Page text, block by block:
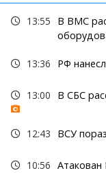
13:55
В ВМС
13:36 РФ
13:00 В СБС
12:43 ВСУ
10:56